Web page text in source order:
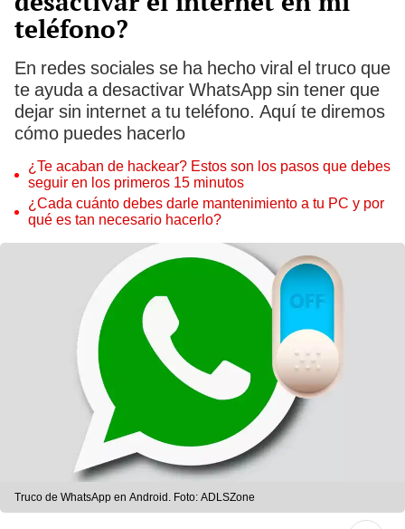
teléfono?
En redes sociales se ha hecho viral el truco que
te ayuda a desactivar WhatsApp sin tener que
dejar sin internet a tu teléfono. Aquí te diremos
cómo puedes hacerlo
¿Te acaban de hackear? Estos son los pasos que debes
seguir en los primeros 15 minutos
¿Cada cuánto debes darle mantenimiento a tu PC y por
qué es tan necesario hacerlo?
Truco de WhatsApp en Android. Foto: ADLSZone